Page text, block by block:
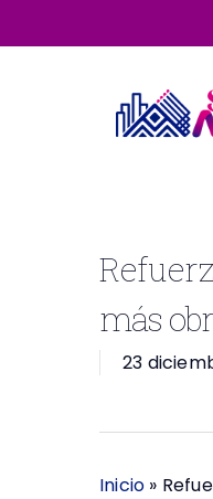
to
más
23
Inicio »